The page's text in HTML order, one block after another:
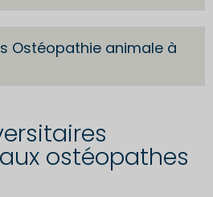
Ostéopathie animale à
ostéopathes